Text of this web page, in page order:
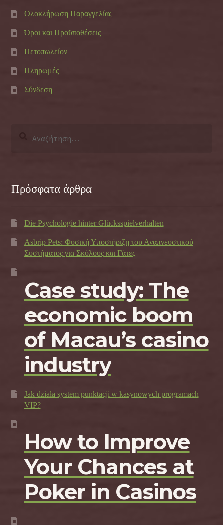
Ολοκλήρωση Παραγγελίας
Όροι και Προϋποθέσεις
Πετοπωλείον
Πληρωμές
Σύνδεση
Πρόσφατα άρθρα
Die Psychologie hinter Glücksspielverhalten
Asbrip Pets: Φυσική Υποστήριξη του Αναπνευστικού
Συστήματος για Σκύλους και Γάτες
Case study: The
economic boom
of Macau’s casino
industry
Jak działa system punktacji w kasynowych programach
VIP?
How to Improve
Your Chances at
Poker in Casinos